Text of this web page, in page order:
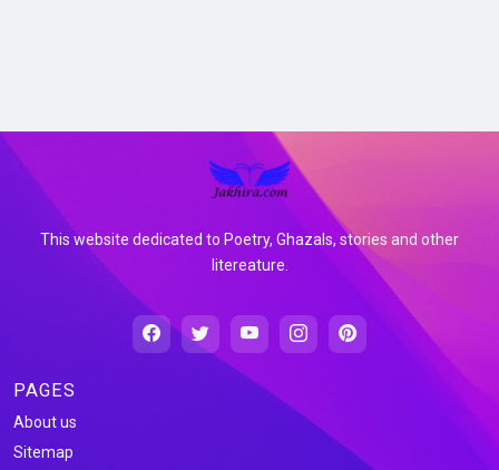
This website dedicated to Poetry, Ghazals, stories and other
litereature.
PAGES
About us
Sitemap